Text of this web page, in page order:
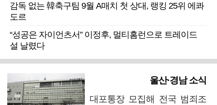
감독 없는 韓축구팀 9월 A매치 첫 상대, 랭킹 25위 에콰
도르
“성공은 자이언츠서” 이정후, 멀티홈런으로 트레이드
설 날렸다
울산·경남 소식
대포통장 모집해 전국 범죄조